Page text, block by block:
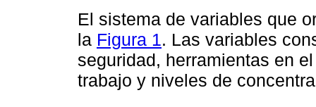
El sistema de variables que
la Figura 1. Las variables
seguridad, herramientas en
trabajo y niveles de